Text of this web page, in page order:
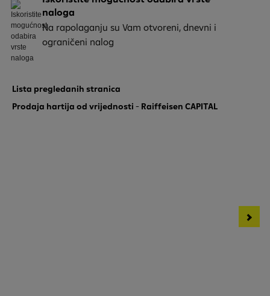
naloga
Na rapolaganju su Vam otvoreni, dnevni i
ograničeni nalog
Lista pregledanih stranica
Prodaja hartija od vrijednosti - Raiffeisen CAPITAL